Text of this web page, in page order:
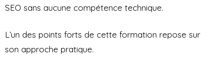
SEO sans aucune compétence technique.
L’un des points forts de cette formation repose sur
son approche pratique.